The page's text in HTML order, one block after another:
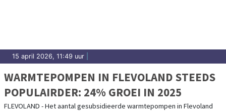
15 april 2026, 11:49 uur
WARMTEPOMPEN IN FLEVOLAND STEEDS
POPULAIRDER: 24% GROEI IN 2025
FLEVOLAND - Het aantal gesubsidieerde warmtepompen in Flevoland